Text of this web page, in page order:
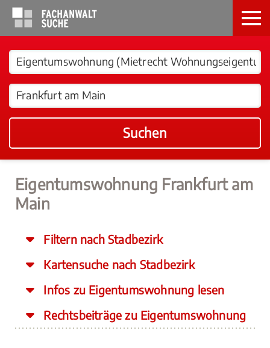
Suchen
Eigentumswohnung Frankfurt am
Main
Filtern nach Stadbezirk
Kartensuche nach Stadbezirk
Infos zu Eigentumswohnung lesen
Rechtsbeiträge zu Eigentumswohnung